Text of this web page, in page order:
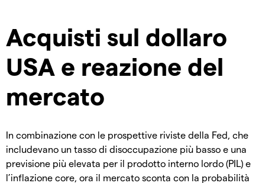
Acquisti sul dollaro
USA e reazione del
mercato
In combinazione con le prospettive riviste della Fed, che
includevano un tasso di disoccupazione più basso e una
previsione più elevata per il prodotto interno lordo (PIL) e
l’inflazione core, ora il mercato sconta con la probabilità